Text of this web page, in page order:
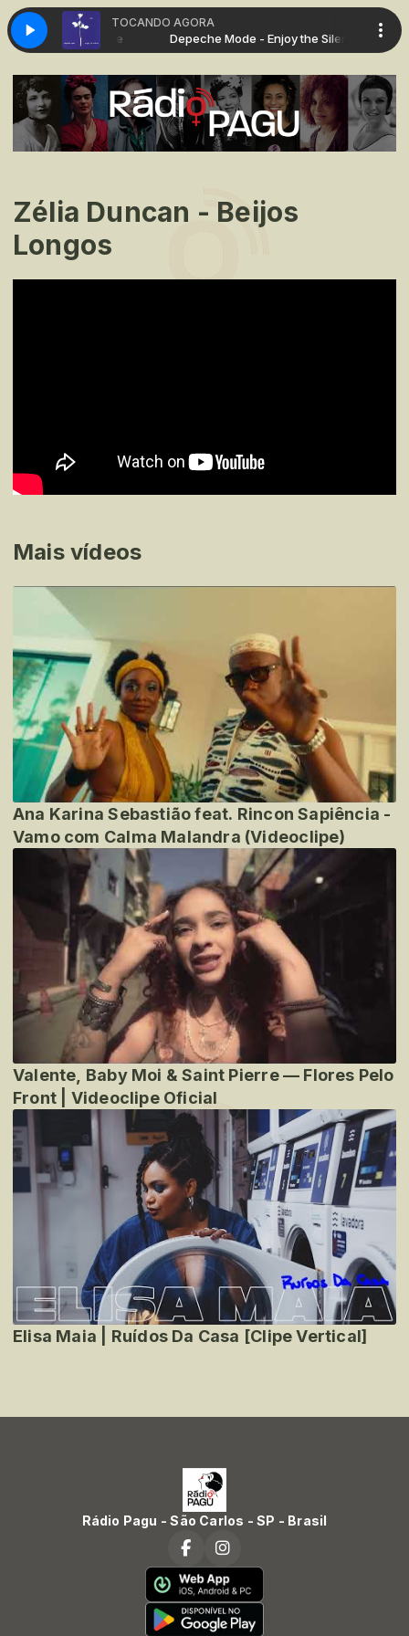
TOCANDO AGORA
- Enjoy the Silence Depeche Mode - Enjoy the Silence
Zélia Duncan - Beijos
Longos
Mais vídeos
Ana Karina Sebastião feat. Rincon Sapiência -
Vamo com Calma Malandra (Videoclipe)
Valente, Baby Moi & Saint Pierre — Flores Pelo
Front | Videoclipe Oficial
Elisa Maia | Ruídos Da Casa [Clipe Vertical]
Rádio Pagu - São Carlos - SP - Brasil